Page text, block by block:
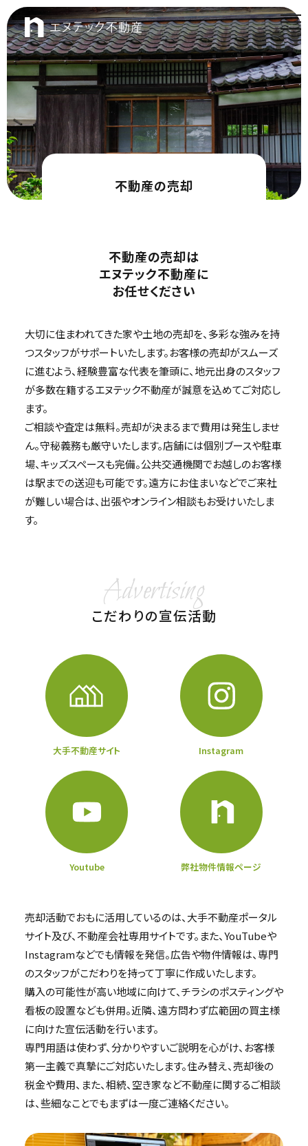
エヌテック不動産
不動産の売却
不動産の売却は
エヌテック不動産に
お任せください
大切に住まわれてきた家や土地の売却を、多彩な強みを持
つスタッフがサポートいたします。お客様の売却がスムーズ
に進むよう、経験豊富な代表を筆頭に、地元出身のスタッフ
が多数在籍するエヌテック不動産が誠意を込めてご対応し
ます。
ご相談や査定は無料。売却が決まるまで費用は発生しませ
ん。守秘義務も厳守いたします。店舗には個別ブースや駐車
場、キッズスペースも完備。公共交通機関でお越しのお客様
は駅までの送迎も可能です。遠方にお住まいなどでご来社
が難しい場合は、出張やオンライン相談もお受けいたしま
す。
Advertising
こだわりの宣伝活動
大手不動産サイト Instagram
Youtube 弊社物件情報ページ
売却活動でおもに活用しているのは、大手不動産ポータル
サイト及び、不動産会社専用サイトです。また、YouTubeや
Instagramなどでも情報を発信。広告や物件情報は、専門
のスタッフがこだわりを持って丁寧に作成いたします。
購入の可能性が高い地域に向けて、チラシのポスティングや
看板の設置なども併用。近隣、遠方問わず広範囲の買主様
に向けた宣伝活動を行います。
専門用語は使わず、分かりやすいご説明を心がけ、お客様
第一主義で真摯にご対応いたします。住み替え、売却後の
税金や費用、また、相続、空き家など不動産に関するご相談
は、些細なことでもまずは一度ご連絡ください。
t
o
g
g
l
e
n
a
v
g
a
i
o
n